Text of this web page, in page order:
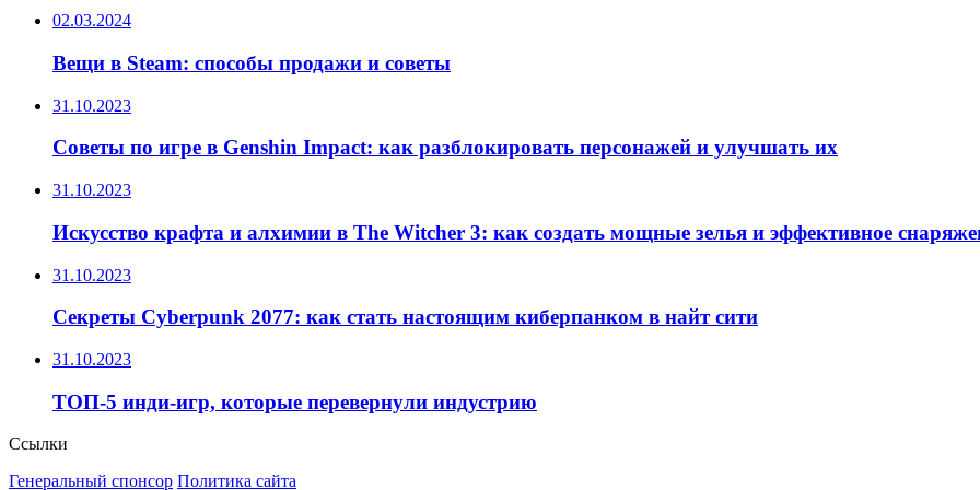
02.03.2024
Вещи в Steam: способы продажи и советы
31.10.2023
Советы по игре в Genshin Impact: как разблокировать персонажей и улучшать их
31.10.2023
Искусство крафта и алхимии в The Witcher 3: как создать мощные зелья и эффективное
31.10.2023
Секреты Cyberpunk 2077: как стать настоящим киберпанком в найт сити
31.10.2023
ТОП-5 инди-игр, которые перевернули индустрию
Ссылки
Генеральный спонсор Политика сайта